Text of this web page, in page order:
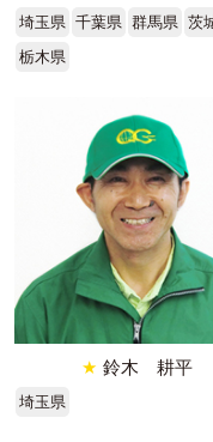
埼玉県 千葉県 群馬県 茨
栃木県
★ 鈴木 耕平
埼玉県